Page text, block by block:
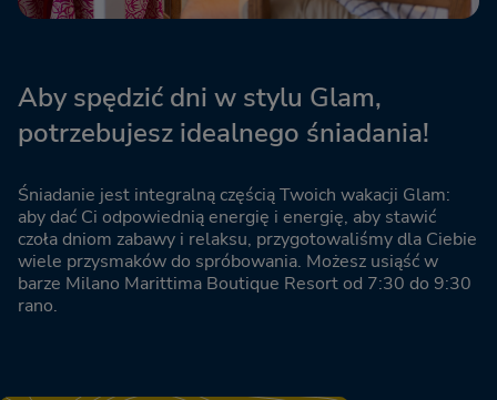
Aby spędzić dni w stylu Glam,
potrzebujesz idealnego śniadania!
Śniadanie jest integralną częścią Twoich wakacji Glam:
aby dać Ci odpowiednią energię i energię, aby stawić
czoła dniom zabawy i relaksu, przygotowaliśmy dla Ciebie
wiele przysmaków do spróbowania. Możesz usiąść w
barze Milano Marittima Boutique Resort od 7:30 do 9:30
rano.